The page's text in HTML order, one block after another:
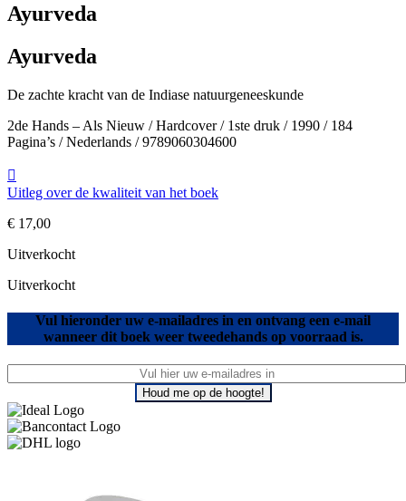
Ayurveda
Ayurveda
De zachte kracht van de Indiase natuurgeneeskunde
2de Hands – Als Nieuw / Hardcover / 1ste druk / 1990 / 184
Pagina’s / Nederlands / 9789060304600
Uitleg over de kwaliteit van het boek
€ 17,00
Uitverkocht
Uitverkocht
Vul hieronder uw e-mailadres in en ontvang een e-mail
wanneer dit boek weer tweedehands op voorraad is.
Houd me op de hoogte!